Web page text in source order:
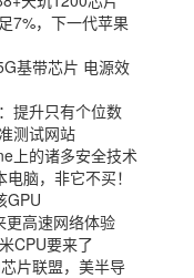
7%，下一代苹果
基带芯片 电源效
提升只有个位数
测试网站
上的诸多安全技术
脑，非它不买！
GPU
更高速网络体验
CPU要来了
片联盟，美半导